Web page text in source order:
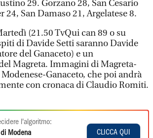
29. Gorzano 28, San Cesario
24, San Damaso 21, Argelatese 8.
(21.50 TvQui can 89 o su
di Davide Setti saranno Davide
del Ganaceto) e un
Magreta. Immagini di Magreta-
Modenese-Ganaceto, che poi andrà
con cronaca di Claudio Romiti.
l'algoritmo:
di Modena
CLICCA QUI